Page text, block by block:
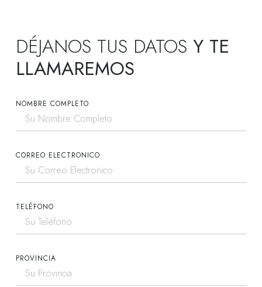
DÉJANOS TUS DATOS Y TE
LLAMAREMOS
NOMBRE COMPLETO
CORREO ELECTRONICO
TELÉFONO
PROVINCIA